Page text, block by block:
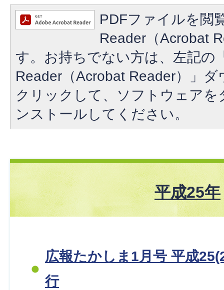
PDFファイルを閲
Reader（Acrobat
す。お持ちでない方は、左記の
Reader（Acrobat Reader）」
クリックして、ソフトウェア
ンストールしてください。
平成25年
広報たかしま1月号 平成
行